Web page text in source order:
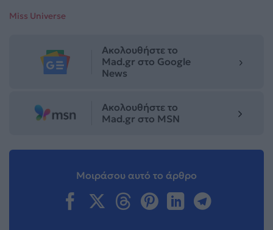
Miss Universe
Ακολουθήστε το
Mad.gr στο Google
News
Ακολουθήστε το
Mad.gr στο MSN
Μοιράσου αυτό το άρθρο